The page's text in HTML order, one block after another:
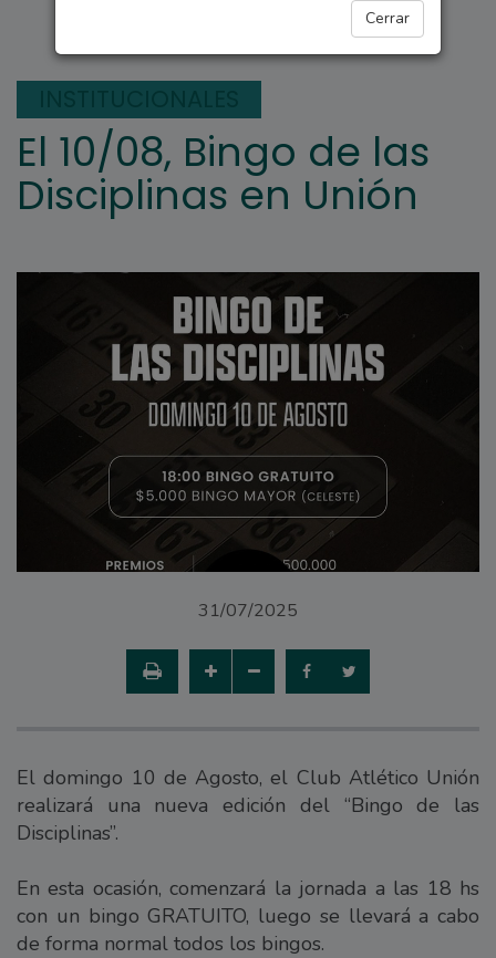
Cerrar
El 10/08, Bingo de las
Disciplinas en Unión
31/07/2025
El domingo 10 de Agosto, el Club Atlético Unión
realizará una nueva edición del “Bingo de las
Disciplinas”.
En esta ocasión, comenzará la jornada a las 18 hs
con un bingo GRATUITO, luego se llevará a cabo
de forma normal todos los bingos.